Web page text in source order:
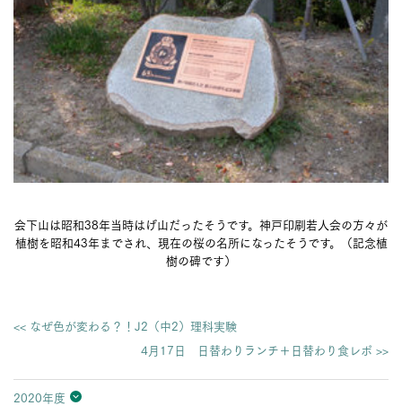
会下山は昭和38年当時はげ山だったそうです。神戸印刷若人会の方々が
植樹を昭和43年までされ、現在の桜の名所になったそうです。（記念植
樹の碑です）
<< なぜ色が変わる？！J2（中2）理科実験
4月17日 日替わりランチ＋日替わり食レポ >>
2020年度
2026年度
2025年度
2024年度
2023年度
2022年度
2021年度
2020年度
2019年度
2018年度
2017年度
2016年度
2015年度
2014年度
2013年度